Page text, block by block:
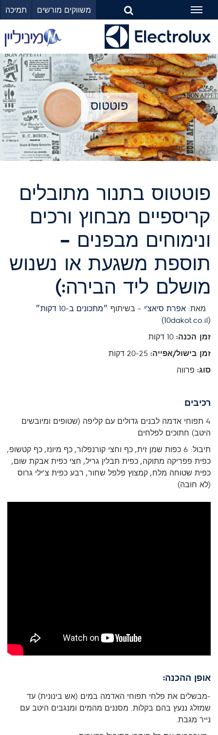
תמיכה משווקים מורשים
Toggle
navigation
פוטטוס
פוטטוס בתנור מתובלים
קריספיים מבחוץ ורכים
ונימוחים מבפנים –
תוספת משגעת או נשנוש
מושלם ליד הבירה:)
מאת: אפרת סיאצ'י – בשיתוף
״מתכונים ב-10 דקות״
(10dakot.co.il)
זמן הכנה:
זמן בישול/אפייה:
סוג: פרווה
רכיבים
4 תפוחי אדמה לבנים גדולים עם קליפה (שטופים ומיובשים
היטב) חתוכים לפלחים
תיבול: 6 כפות שמן זית, כף וחצי קורנפלור, כף מיונז, כף קטשופ,
כפית פפריקה מתוקה, כפית תבלין גריל, חצי כפית אבקת שום,
כפית שטוחה מלח, קמצוץ פלפל שחור, רבע כפית צ’ילי גרוס
(לא חובה)
אופן ההכנה:
-מבשלים את פלחי תפוחי האדמה במים (אש בינונית) עד
שמזלג ננעץ בהם בקלות. מסננים מהמים ומנגבים היטב עם
נייר מגבת.